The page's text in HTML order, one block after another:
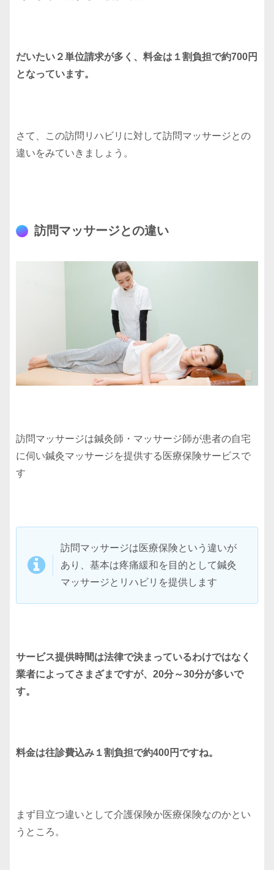
だいたい２単位請求が多く、料金は１割負担で約700円
となっています。
さて、この訪問リハビリに対して訪問マッサージとの
違いをみていきましょう。
訪問マッサージとの違い
訪問マッサージは鍼灸師・マッサージ師が患者の自宅
に伺い鍼灸マッサージを提供する医療保険サービスで
す
訪問マッサージは医療保険という違いが
あり、基本は疼痛緩和を目的として鍼灸
マッサージとリハビリを提供します
サービス提供時間は法律で決まっているわけではなく
業者によってさまざまですが、20分～30分が多いで
す。
料金は往診費込み１割負担で約400円ですね。
まず目立つ違いとして介護保険か医療保険なのかとい
うところ。